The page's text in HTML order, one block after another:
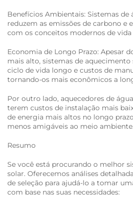
Benefícios Ambientais: Sistemas de
reduzem as emissões de carbono e
com os conceitos modernos de vida
Economia de Longo Prazo: Apesar
mais alto, sistemas de
ciclo de vida longo e custos de
tornando-os mais econômicos a
Por outro lado, aquecedores de
terem custos de instalação mais
de energia mais altos no longo
menos amigáveis ao meio ambiente.
Resumo
Se você está procurando o melhor
solar. Oferecemos análises
de seleção para ajudá-lo a tomar
com base nas suas necessidades: